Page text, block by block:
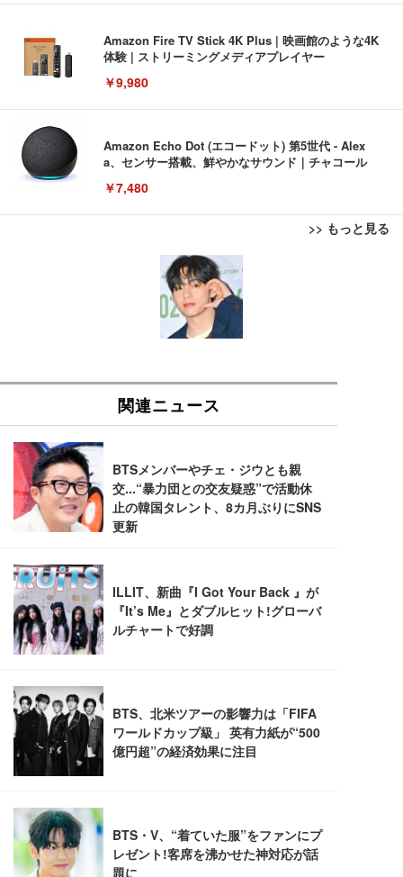
Amazon Fire TV Stick 4K Plus | 映画館のような4K
体験 | ストリーミングメディアプレイヤー
￥9,980
Amazon Echo Dot (エコードット) 第5世代 - Alex
a、センサー搭載、鮮やかなサウンド｜チャコール
￥7,480
>> もっと見る
[EdoErgo] オフィスチェア 椅子 テレワーク 疲れな
い 跳ね上げ式アームレスト コンパクト 約105度ロッ
キング pc 事務椅子 360度回転 座面昇降 強化ナイロ
ン樹脂ベース 通気性メッシュ 在宅ワーク H-WY01
(黒網+黒枠+黒足)
SIHOO B100 オフィスチェア／デスクチェア メッシ
ュチェア 人間工学 疲れない ブラック
￥27,999
Sezlife オフィスチェア デスクチェア 疲れない テレ
ワーク チェア 強化バックレスト 30度ロッキング機
能 人間工学 椅子 腰サポート 90度跳ね上げ式アーム
レスト 3Dヘッドレスト ハンガー付き 高反発クッシ
￥7,680
ワーク チェア 強化バックレスト 30度ロッキング機
能 人間工学 椅子 腰サポート 90度跳ね上げ式アーム
レスト 3Dヘッドレスト ハンガー付き 高反発クッシ
￥7,680
ス圧無段階昇降 360度回転 キャスター付き コンパク
ト 幅52×奥行58.5×高さ84～96cm テレワーク 在宅
勤務 ブラック
￥4,139
EIZO ビジネス向けプレミアムモニター | FlexScan
EV3240X-WT | 31.5型4K UHD・USB Type-C・ホワ
￥105,595
EV2740X-WT | 27.0型4K UHD・USB Type-C・ホワ
イト
￥109,572
【純正品】27"ゲーミングモニター DualSense 充電
フック付き（CFI-ZDM1J）
￥49,979
ー フルHD（1920×1080）VA 非光沢 HDMI/DisplayP
ort/VGA スピーカー内蔵 高さ調整 スイベル VESA対
応 ComfortView ビジネス向け
￥15,800
グモニター QD 24.5インチ 1ms FHD 量子ドット 残
像低減 (3年保証 | 輝点保証 | 日本メーカー)
￥34,980
Amazonベーシック ペットシーツ 薄型 レギュラー 1
回使い捨て 無香料 ホワイト 300枚
Amazonベーシック ペットシーツ 厚型 ワイド 42枚
x2袋(84枚) ホワイト(吸収面:ライトブルー)
￥3,234
ネオ・ルーライフ ネオ・オムツ L 中型犬用 26枚入
り 単品
￥1,800
限定】 Smart Basic アイリスオーヤマ ペットシーツ
超厚型 お徳用 ワイド 100枚入 (x 1) (ケース販売)
￥3,670
ュラー 200枚入【Amazon.co.jp限定】
￥3,731